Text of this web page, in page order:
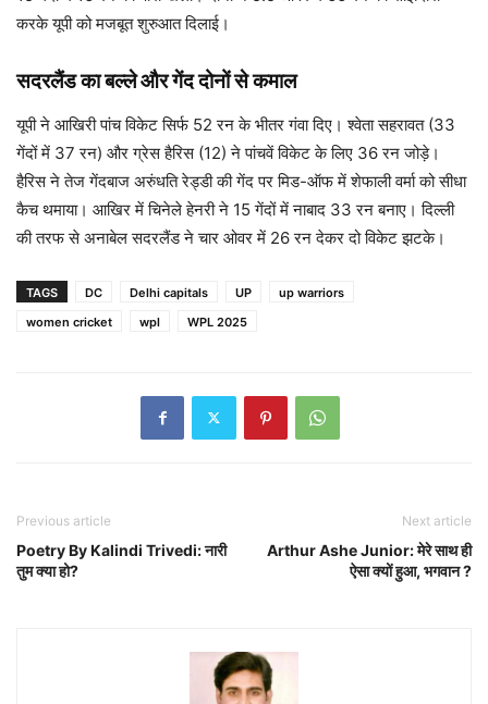
करके यूपी को मजबूत शुरुआत दिलाई।
सदरलैंड का बल्ले और गेंद दोनों से कमाल
यूपी ने आखिरी पांच विकेट सिर्फ 52 रन के भीतर गंवा दिए। श्वेता सहरावत (33
गेंदों में 37 रन) और ग्रेस हैरिस (12) ने पांचवें विकेट के लिए 36 रन जोड़े।
हैरिस ने तेज गेंदबाज अरुंधति रेड्डी की गेंद पर मिड-ऑफ में शेफाली वर्मा को सीधा
कैच थमाया। आखिर में चिनेले हेनरी ने 15 गेंदों में नाबाद 33 रन बनाए। दिल्ली
की तरफ से अनाबेल सदरलैंड ने चार ओवर में 26 रन देकर दो विकेट झटके।
TAGS DC Delhi capitals UP
up warriors
women cricket
wpl WPL 2025
Previous article
Poetry By Kalindi Trivedi: नारी
तुम क्या हो?
Next article
Arthur Ashe Junior: मेरे साथ ही
ऐसा क्यों हुआ, भगवान ?